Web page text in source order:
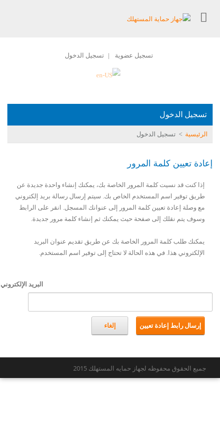
تسجيل عضوية | تسجيل الدخول
تسجيل الدخول
الرئيسية > تسجيل الدخول
إعادة تعيين كلمة المرور
إذا كنت قد نسيت كلمة المرور الخاصة بك، يمكنك إنشاء واحدة جديدة عن
طريق توفير اسم المستخدم الخاص بك. سيتم إرسال رسالة بريد إلكتروني
مع وصلة إعادة تعيين كلمة المرور إلى عنوانك المسجل. انقر على الرابط
وسوف يتم نقلك إلى صفحة حيث يمكنك ثم إنشاء كلمة مرور جديدة.
يمكنك طلب كلمة المرور الخاصة بك عن طريق تقديم عنوان البريد
الإلكتروني هذا. في هذه الحالة لا تحتاج إلى توفير اسم المستخدم.
البريد
إرسال رابط إعادة تعيين إلغاء
جميع الحقوق محفوظه لجهاز حمايه المستهلك 2015